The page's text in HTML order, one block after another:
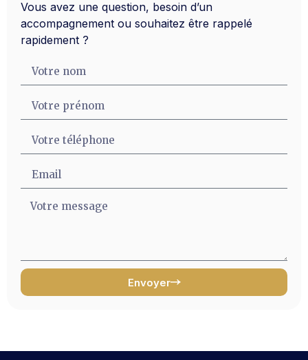
Vous avez une question, besoin d’un
accompagnement ou souhaitez être rappelé
rapidement ?
Envoyer